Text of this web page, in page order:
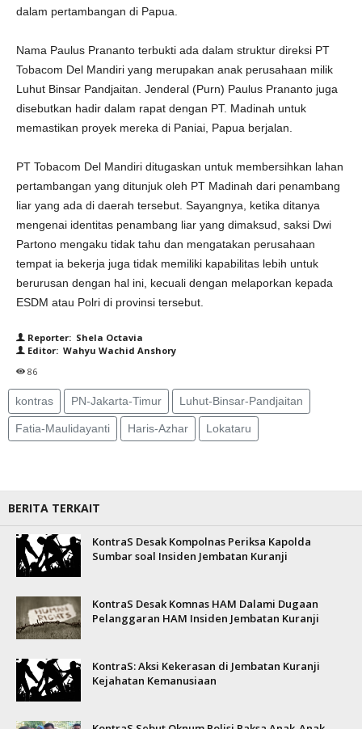
dalam pertambangan di Papua.
Nama Paulus Prananto terbukti ada dalam struktur direksi PT
Tobacom Del Mandiri yang merupakan anak perusahaan milik
Luhut Binsar Pandjaitan. Jenderal (Purn) Paulus Prananto juga
disebutkan hadir dalam rapat dengan PT. Madinah untuk
memastikan proyek mereka di Paniai, Papua berjalan.
PT Tobacom Del Mandiri ditugaskan untuk membersihkan lahan
pertambangan yang ditunjuk oleh PT Madinah dari penambang
liar yang ada di daerah tersebut. Sayangnya, ketika ditanya
mengenai identitas penambang liar yang dimaksud, saksi Dwi
Partono mengaku tidak tahu dan mengatakan perusahaan
tempat ia bekerja juga tidak memiliki kapabilitas lebih untuk
berurusan dengan hal ini, kecuali dengan melaporkan kepada
ESDM atau Polri di provinsi tersebut.
Reporter: Shela Octavia
Editor: Wahyu Wachid Anshory
86
kontras PN-Jakarta-Timur Luhut-Binsar-Pandjaitan
Fatia-Maulidayanti Haris-Azhar Lokataru
BERITA TERKAIT
KontraS Desak Kompolnas Periksa Kapolda
Sumbar soal Insiden Jembatan Kuranji
KontraS Desak Komnas HAM Dalami Dugaan
Pelanggaran HAM Insiden Jembatan Kuranji
KontraS: Aksi Kekerasan di Jembatan Kuranji
Kejahatan Kemanusiaan